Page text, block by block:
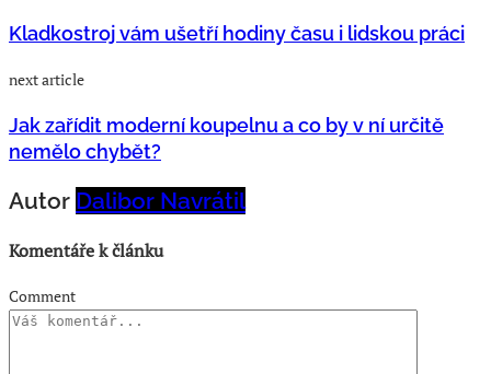
Kladkostroj vám ušetří hodiny času i lidskou práci
next article
Jak zařídit moderní koupelnu a co by v ní určitě
nemělo chybět?
Autor Dalibor Navrátil
Komentáře k článku
Comment